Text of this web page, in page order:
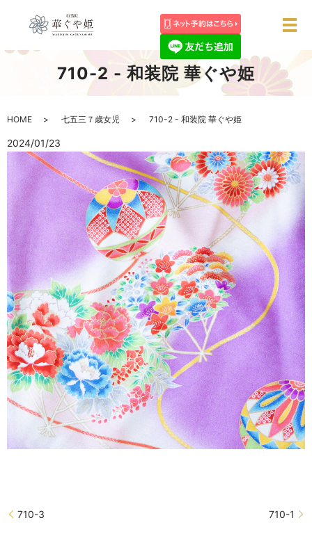
メ
710-2 - 和装院 華ぐや姫
HOME 七五三７歳女児 710-2 - 和装院 華ぐや姫
2024/01/23
710-3 710-1